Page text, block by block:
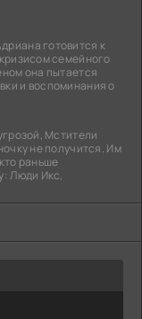
готовится к
семейного
она пытается
и воспоминания о
Мстители
не получится. Им
раньше
Люди Икс,